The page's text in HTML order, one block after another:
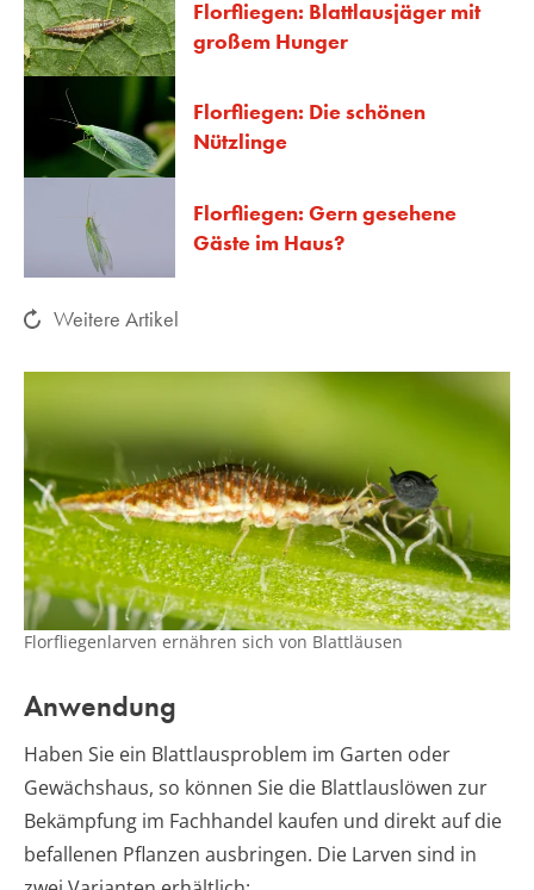
Florfliegen: Blattlausjäger mit
großem Hunger
Florfliegen: Die schönen
Nützlinge
Florfliegen: Gern gesehene
Gäste im Haus?
Weitere Artikel
Florfliegenlarven ernähren sich von Blattläusen
Anwendung
Haben Sie ein Blattlausproblem im Garten oder
Gewächshaus, so können Sie die Blattlauslöwen zur
Bekämpfung im Fachhandel kaufen und direkt auf die
befallenen Pflanzen ausbringen. Die Larven sind in